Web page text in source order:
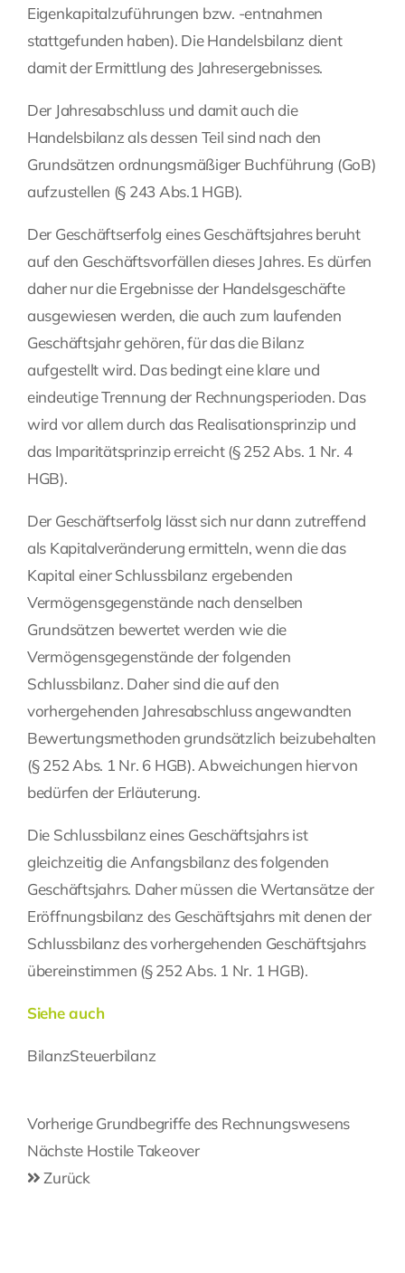
Eigenkapitalzuführungen bzw. -entnahmen
stattgefunden haben). Die Handelsbilanz dient
damit der Ermittlung des Jahresergebnisses.
Der Jahresabschluss und damit auch die
Handelsbilanz als dessen Teil sind nach den
Grundsätzen ordnungsmäßiger Buchführung (GoB)
aufzustellen (§ 243 Abs.1 HGB).
Der Geschäftserfolg eines Geschäftsjahres beruht
auf den Geschäftsvorfällen dieses Jahres. Es dürfen
daher nur die Ergebnisse der Handelsgeschäfte
ausgewiesen werden, die auch zum laufenden
Geschäftsjahr gehören, für das die Bilanz
aufgestellt wird. Das bedingt eine klare und
eindeutige Trennung der Rechnungsperioden. Das
wird vor allem durch das Realisationsprinzip und
das Imparitätsprinzip erreicht (§ 252 Abs. 1 Nr. 4
HGB).
Der Geschäftserfolg lässt sich nur dann zutreffend
als Kapitalveränderung ermitteln, wenn die das
Kapital einer Schlussbilanz ergebenden
Vermögensgegenstände nach denselben
Grundsätzen bewertet werden wie die
Vermögensgegenstände der folgenden
Schlussbilanz. Daher sind die auf den
vorhergehenden Jahresabschluss angewandten
Bewertungsmethoden grundsätzlich beizubehalten
(§ 252 Abs. 1 Nr. 6 HGB). Abweichungen hiervon
bedürfen der Erläuterung.
Die Schlussbilanz eines Geschäftsjahrs ist
gleichzeitig die Anfangsbilanz des folgenden
Geschäftsjahrs. Daher müssen die Wertansätze der
Eröffnungsbilanz des Geschäftsjahrs mit denen der
Schlussbilanz des vorhergehenden Geschäftsjahrs
übereinstimmen (§ 252 Abs. 1 Nr. 1 HGB).
Siehe auch
BilanzSteuerbilanz
Beitragsnavigation
Vorherige
Post
Vorherige Grundbegriffe des Rechnungswesens
Nächste
Post
Nächste Hostile Takeover
Zurück